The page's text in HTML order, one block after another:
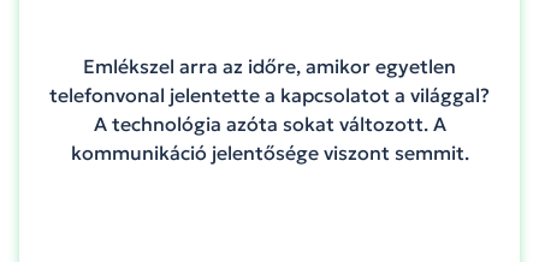
Emlékszel arra az időre, amikor egyetlen
telefonvonal jelentette a kapcsolatot a világgal?
A technológia azóta sokat változott. A
kommunikáció jelentősége viszont semmit.